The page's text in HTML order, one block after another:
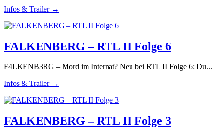
Infos & Trailer →
FALKENBERG – RTL II Folge 6
F4LKENB3RG – Mord im Internat? Neu bei RTL II Folge 6: Du...
Infos & Trailer →
FALKENBERG – RTL II Folge 3